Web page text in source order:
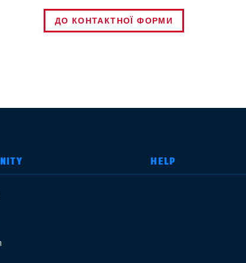
ДО КОНТАКТНОЇ ФОРМИ
HELP